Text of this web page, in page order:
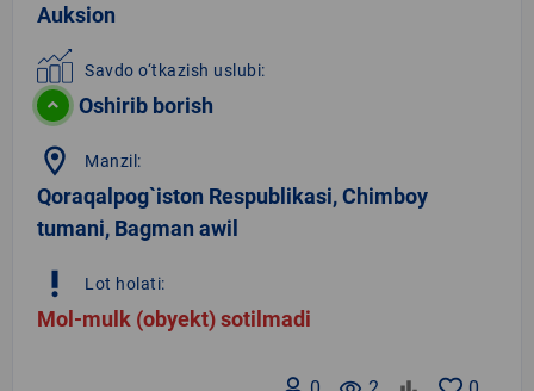
Auksion
Savdo o‘tkazish uslubi:
Oshirib borish
location_on Manzil:
Qoraqalpog`iston Respublikasi, Chimboy
tumani, Bagman awil
priority_high Lot holati:
Mol-mulk (obyekt) sotilmadi